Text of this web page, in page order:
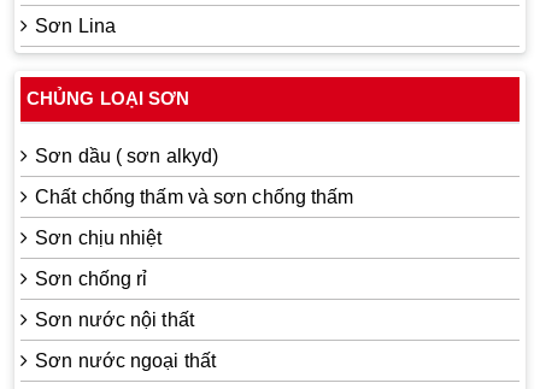
Sơn Lina
CHỦNG LOẠI SƠN
Sơn dầu ( sơn alkyd)
Chất chống thấm và sơn chống thấm
Sơn chịu nhiệt
Sơn chống rỉ
Sơn nước nội thất
Sơn nước ngoại thất